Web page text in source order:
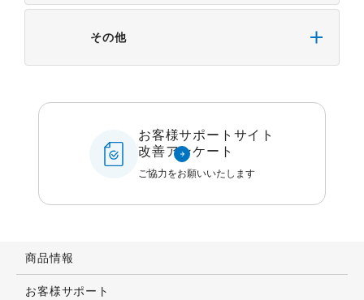
その他
お客様サポートサイト
改善アンケート
ご協力をお願いいたします
商品情報
お客様サポート